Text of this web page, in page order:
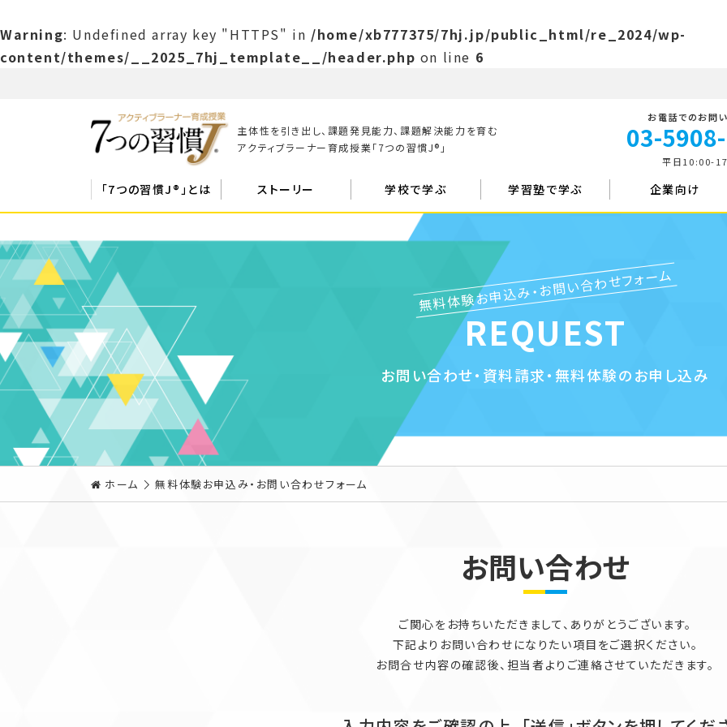
Warning: Undefined array key "HTTPS" in /home/xb777375/7hj.jp/public_html/re_2024/wp-
content/themes/__2025_7hj_template__/header.php on line 6
主体性を引き出し、課題発見能力、課題解決能力を育む
アクティブラーナー育成授業「7つの習慣J®」
お電話でのお問
03-
平日10:00-
「7つの習慣J®」とは ストーリー 学校で学ぶ 学習塾で学ぶ 企業向け
無料体験お申込み・お問い合わせフォーム
REQUEST
お問い合わせ・資料請求・無料体験のお申し込み
ホーム 無料体験お申込み・お問い合わせフォーム
お問い合わせ
ご関心をお持ちいただきまして、ありがとうございます。
下記よりお問い合わせになりたい項目をご選択ください。
お問合せ内容の確認後、担当者よりご連絡させていただきます。